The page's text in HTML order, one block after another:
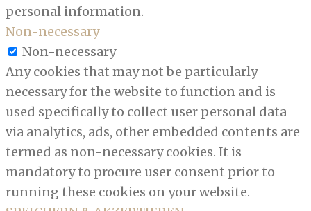
personal information.
Non-necessary
Non-necessary
Any cookies that may not be particularly
necessary for the website to function and is
used specifically to collect user personal data
via analytics, ads, other embedded contents are
termed as non-necessary cookies. It is
mandatory to procure user consent prior to
running these cookies on your website.